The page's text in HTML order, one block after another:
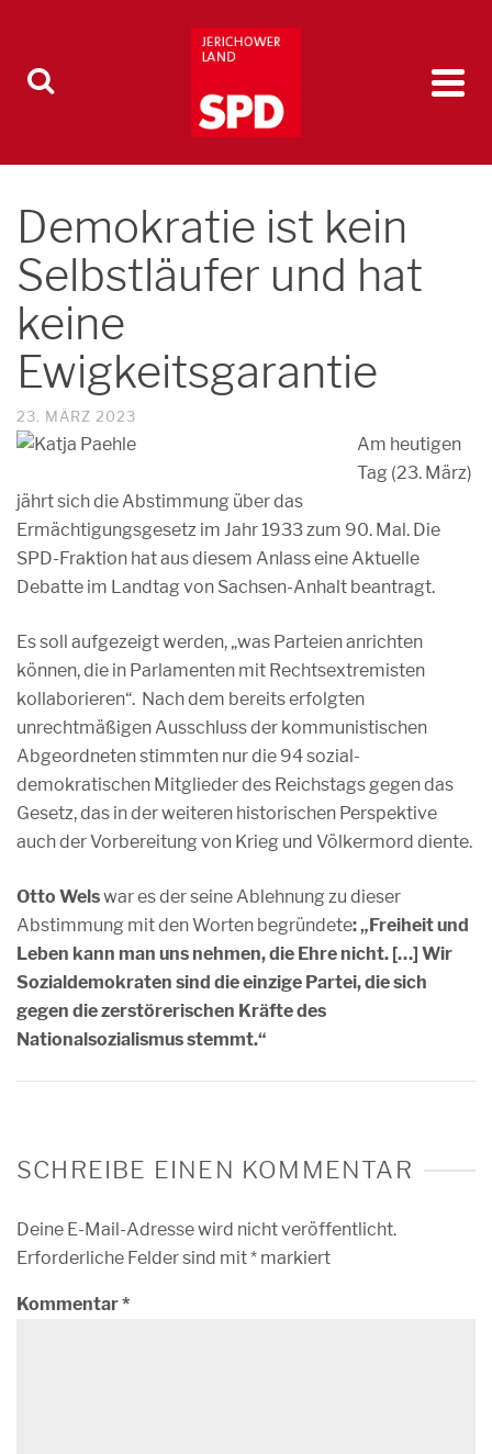
Demokratie ist kein
Selbstläufer und hat
keine
Ewigkeitsgarantie
23. MÄRZ 2023
Am heutigen
Tag (23. März)
jährt sich die Abstimmung über das
Ermächtigungsgesetz im Jahr 1933 zum 90. Mal. Die
SPD-Fraktion hat aus diesem Anlass eine Aktuelle
Debatte im Landtag von Sachsen-Anhalt beantragt.
Es soll aufgezeigt werden, „was Parteien anrichten
können, die in Parlamenten mit Rechtsextremisten
kollaborieren“. Nach dem bereits erfolgten
unrechtmäßigen Ausschluss der kommunistischen
Abgeordneten stimmten nur die 94 sozial-
demokratischen Mitglieder des Reichstags gegen das
Gesetz, das in der weiteren historischen Perspektive
auch der Vorbereitung von Krieg und Völkermord diente.
Otto Welswar es der seine Ablehnung zu dieser
Abstimmung mit den Worten begründete: „Freiheit und
Leben kann man uns nehmen, die Ehre nicht. […] Wir
Sozialdemokraten sind die einzige Partei, die sich
gegen die zerstörerischen Kräfte des
Nationalsozialismus stemmt.“
SCHREIBE EINEN KOMMENTAR
Deine E-Mail-Adresse wird nicht veröffentlicht.
Erforderliche Felder sind mit* markiert
Kommentar*